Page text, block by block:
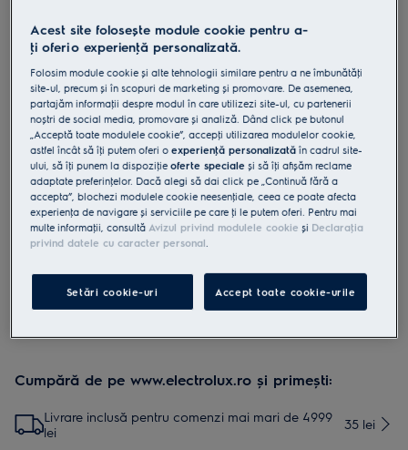
Fișa cu informaţii despre produs
Beneficii
Funcția noastră de curățare catalitică păstrează cuptorul impecabil
de curat.
Funcția de curățare catalitică ajută la prevenirea depunerilor de
grăsime și murdărie în cuptor
Obține căldură eficientă, rapidă de fiecare dată când aprinzi plita
cu gaz.
conform regulamentului UE 2023/988 sunt enumerate în
capitolele 1 și 2 din manualul de utilizare. Pentru utilizarea în
siguranţă a produsului, citește manualul de utilizare complet.
Cumpără de pe www.electrolux.ro și primești:
Livrare inclusă pentru comenzi mai mari de 4999
lei
35 lei
Acest site folosește module cookie pentru a-
ţi oferi o experienţă personalizată.
Folosim module cookie și alte tehnologii similare pentru a ne îmbunătăţi
site-ul, precum și în scopuri de marketing și promovare. De asemenea,
partajăm informaţii despre modul în care utilizezi site-ul, cu partenerii
noștri de social media, promovare și analiză. Dând click pe butonul
„Acceptă toate modulele cookie”, accepţi utilizarea modulelor cookie,
astfel încât să îţi putem oferi oexperienţă personalizată în cadrul site-
ului, să îţi punem la dispoziţieoferte speciale și să îţi afișăm reclame
adaptate preferinţelor. Dacă alegi să dai click pe „Continuă fără a
accepta”, blochezi modulele cookie neesenţiale, ceea ce poate afecta
experienţa de navigare și serviciile pe care ţi le putem oferi. Pentru mai
multe informaţii, consultă Avizul privind modulele cookie și Declaraţia
privind datele cu caracter personal.
Setări cookie-uri Accept toate cookie-urile